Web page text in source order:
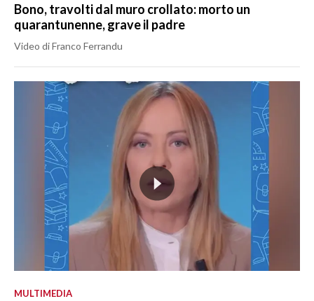
Bono, travolti dal muro crollato: morto un
quarantunenne, grave il padre
Video di Franco Ferrandu
MULTIMEDIA